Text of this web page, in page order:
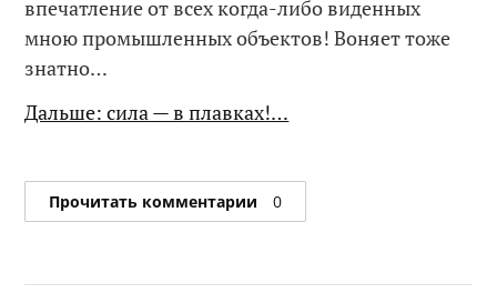
впечатление от всех когда-либо виденных
мною промышленных объектов! Воняет тоже
знатно…
Дальше: сила — в плавках!…
Прочитать комментарии 0